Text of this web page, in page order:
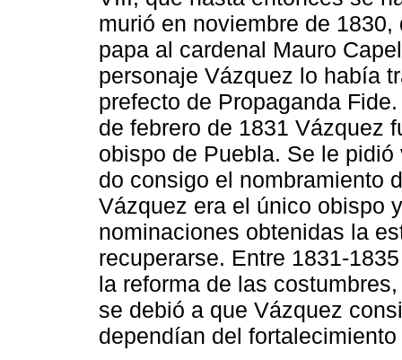
murió en noviembre de
papa al cardenal Mauro
personaje Vázquez lo había
prefecto de Propaganda
de febrero de 1831 Vázquez
obispo de Puebla. Se le
do consigo el nombramiento
Vázquez era el único obispo
nominaciones obtenidas la
recuperarse. Entre 1831-
la reforma de las
se debió a que Vázquez
dependían del